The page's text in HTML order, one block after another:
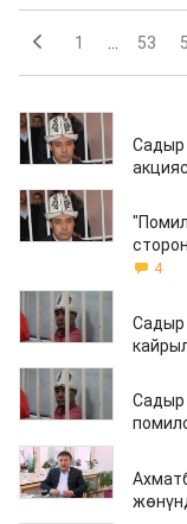
1 53
05.12.2019
Садыр
05.12.2019
4
18.11.2019
Садыр
18.11.2019
Садыр
25.10.2019